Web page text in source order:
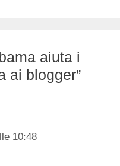
aiuta i
ai blogger”
10:48